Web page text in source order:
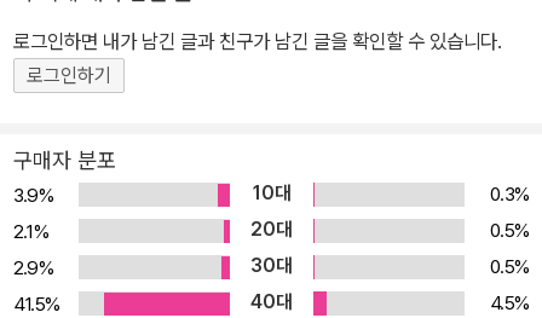
로그인하면 내가 남긴 글과 친구가 남긴 글을 확인할 수 있습니다.
로그인하기
구매자 분포
3.9% 10대
0.3%
2.1%
20대
0.5%
2.9%
30대
0.5%
41.5%
40대
4.5%